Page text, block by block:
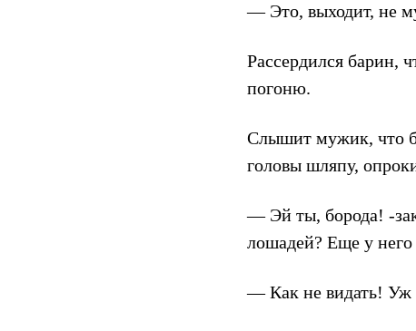
— Это, выходит, не
Рассердился барин,
погоню.
Слышит мужик, что
головы шляпу,
— Эй ты, борода! -
лошадей? Еще у него
— Как не видать! Уж